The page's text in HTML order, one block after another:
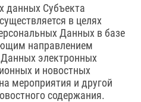
данных Субъекта
в целях
Данных в базе
направлением
электронных
и новостных
мероприятия и другой
содержания.